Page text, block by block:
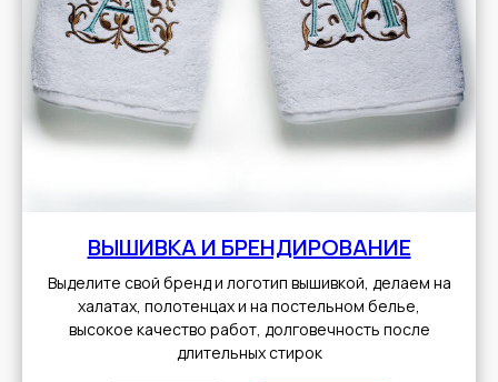
ВЫШИВКА И БРЕНДИРОВАНИЕ
Выделите свой бренд и логотип вышивкой, делаем на
халатах, полотенцах и на постельном белье,
высокое качество работ, долговечность после
длительных стирок